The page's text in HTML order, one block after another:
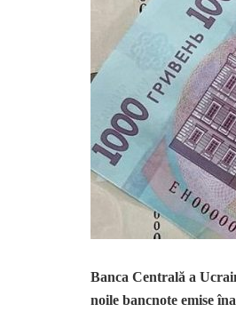
Banca Centrală a
noile bancnote emise